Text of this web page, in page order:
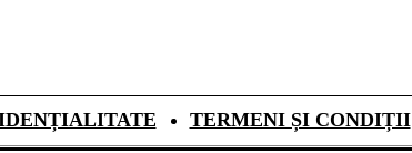
TERMENI ȘI CONDIȚII